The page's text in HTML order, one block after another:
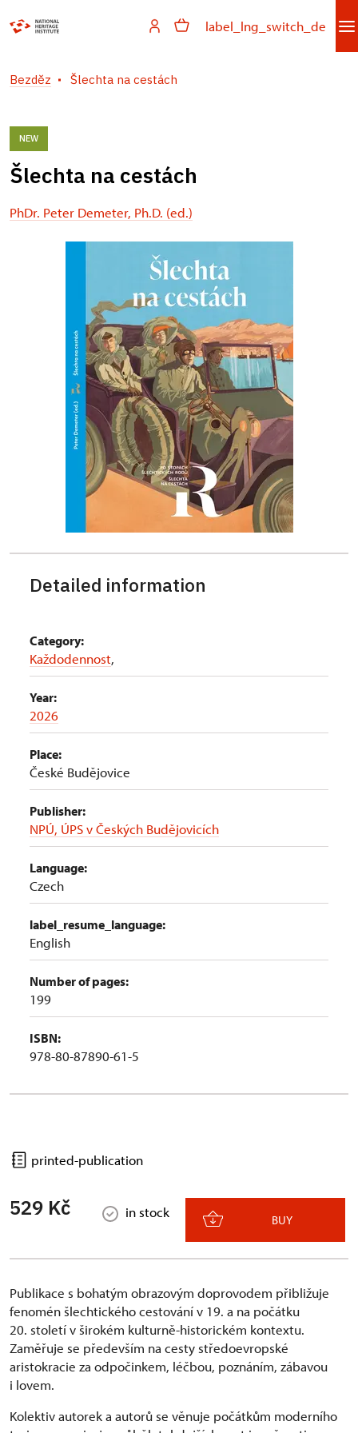
label_lng_switch_de
Bezděz Šlechta na cestách
NEW
Šlechta na cestách
PhDr. Peter Demeter, Ph.D. (ed.)
Detailed information
Category:
Každodennost,
Year:
2026
Place:
České Budějovice
Publisher:
NPÚ, ÚPS v Českých Budějovicích
Language:
Czech
label_resume_language:
English
Number of pages:
199
ISBN:
978-80-87890-61-5
printed-publication
529 Kč in stock BUY
Publikace s bohatým obrazovým doprovodem přibližuje
fenomén šlechtického cestování v 19. a na počátku
20. století v širokém kulturně-historickém kontextu.
Zaměřuje se především na cesty středoevropské
aristokracie za odpočinkem, léčbou, poznáním, zábavou
i lovem.
Kolektiv autorek a autorů se věnuje počátkům moderního